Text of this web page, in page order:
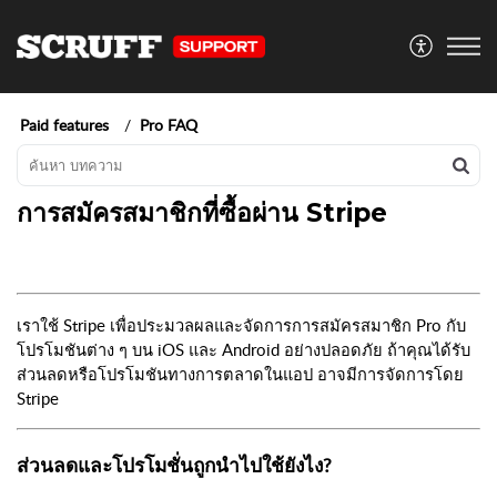
Paid features Pro FAQ
การสมัครสมาชิกที่ซื้อผ่าน Stripe
เราใช้ Stripe เพื่อประมวลผลและจัดการการสมัครสมาชิก Pro กับ
โปรโมชันต่าง ๆ บน iOS และ Android อย่างปลอดภัย ถ้าคุณได้รับ
ส่วนลดหรือโปรโมชันทางการตลาดในแอป อาจมีการจัดการโดย
Stripe
ส่วนลดและโปรโมชั่นถูกนำไปใช้ยังไง?